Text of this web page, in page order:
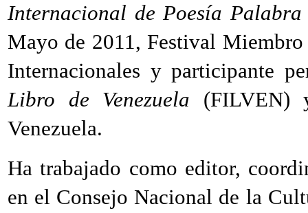
Internacional de Poesía
Mayo de 2011, Festival
Internacionales y participante
Libro de Venezuela
Venezuela.
Ha trabajado como editor,
en el Consejo Nacional de la